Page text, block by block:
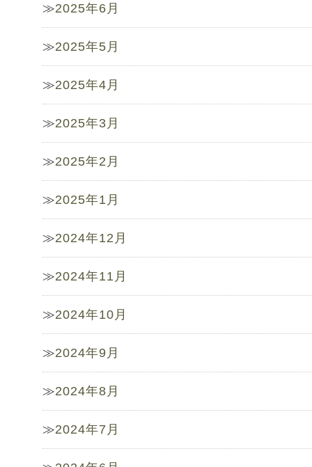
2025年6月
2025年5月
2025年4月
2025年3月
2025年2月
2025年1月
2024年12月
2024年11月
2024年10月
2024年9月
2024年8月
2024年7月